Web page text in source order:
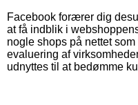
Facebook forærer dig
at få indblik i
nogle shops på nettet
evaluering af
udnyttes til at bedømme